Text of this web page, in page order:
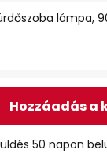
lámpa,
Hozzáadás a
50 napon